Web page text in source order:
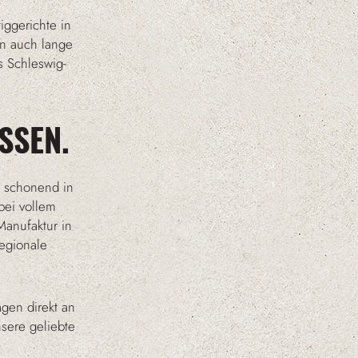
in
auch lange
Schleswig-
in
vollem
in
direkt an
geliebte